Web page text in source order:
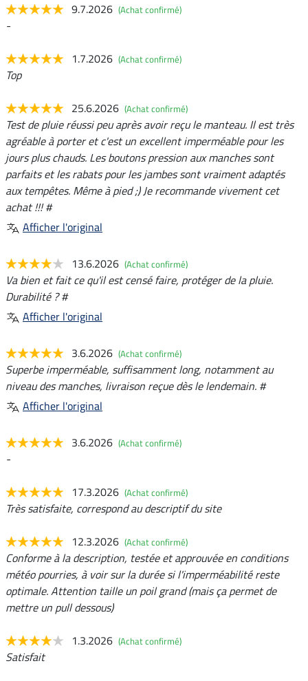
9.7.2026 (Achat confirmé)
-
1.7.2026 (Achat confirmé)
Top
25.6.2026 (Achat confirmé)
Test de pluie réussi peu après avoir reçu le manteau. Il est très
agréable à porter et c'est un excellent imperméable pour les
jours plus chauds. Les boutons pression aux manches sont
parfaits et les rabats pour les jambes sont vraiment adaptés
aux tempêtes. Même à pied ;) Je recommande vivement cet
achat !!! #
Afficher l'original
13.6.2026 (Achat confirmé)
Va bien et fait ce qu'il est censé faire, protéger de la pluie.
Durabilité ? #
Afficher l'original
3.6.2026 (Achat confirmé)
Superbe imperméable, suffisamment long, notamment au
niveau des manches, livraison reçue dès le lendemain. #
Afficher l'original
3.6.2026 (Achat confirmé)
-
17.3.2026 (Achat confirmé)
Très satisfaite, correspond au descriptif du site
12.3.2026 (Achat confirmé)
Conforme à la description, testée et approuvée en conditions
météo pourries, à voir sur la durée si l'imperméabilité reste
optimale. Attention taille un poil grand (mais ça permet de
mettre un pull dessous)
1.3.2026 (Achat confirmé)
Satisfait